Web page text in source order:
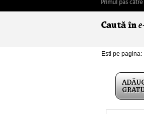
Esti pe pagina: